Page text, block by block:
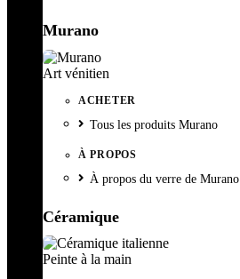
Murano
Art vénitien
ACHETER
Tous les produits Murano
À PROPOS
À propos du verre de Murano
Céramique
Peinte à la main